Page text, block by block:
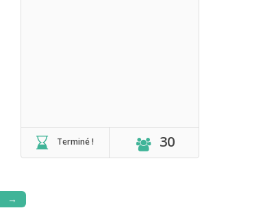
Terminé ! 30